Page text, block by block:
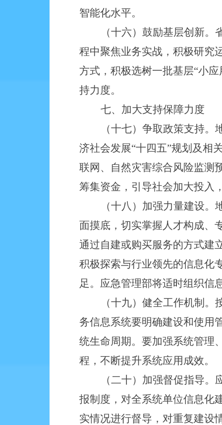
智能化水平。
（十六）鼓励基层创新
程中聚焦业务实战，积极研究
方式，积极选树一批基层“小
持力度。
七、加大支持保障力度
（十七）争取政策支持
济社会发展“十四五”规划及相
联网、自然灾害综合风险监测
筹集资金，引导社会加大投入
（十八）加强力量建设
面摸底，切实掌握人才构成、
通过自建或购买服务的方式建
积极探索与行业领先的信息化
足。应急管理部将适时组织信
（十九）健全工作机制。
务信息系统要明确建设和使用
统生命周期。要加强系统管理
程，不断提升系统应用成效。
（二十）加强督促指导
报制度，对全系统单位信息化
实情况进行督导，对重复建设